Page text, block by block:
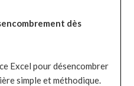
dès
Excel pour désencombrer
simple et méthodique.